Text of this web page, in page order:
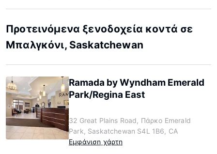
Προτεινόμενα ξενοδοχεία κοντά σε
Μπαλγκόνι, Saskatchewan
Ramada by Wyndham Emerald
Park/Regina East
32 Great Plains Road, Πάρκο Emerald
Park, Saskatchewan S4L 1B6, CA
Εμφάνιση χάρτη